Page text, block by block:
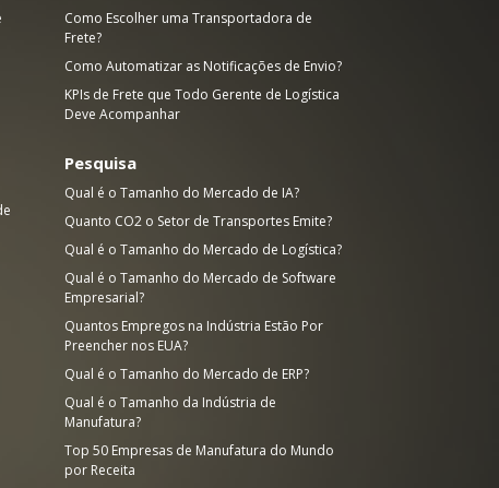
Como Escolher uma Transportadora de
Frete?
Como Automatizar as Notificações de Envio?
KPIs de Frete que Todo Gerente de Logística
Deve Acompanhar
Pesquisa
Qual é o Tamanho do Mercado de IA?
Quanto CO2 o Setor de Transportes Emite?
Qual é o Tamanho do Mercado de Logística?
Qual é o Tamanho do Mercado de Software
Empresarial?
Quantos Empregos na Indústria Estão Por
Preencher nos EUA?
Qual é o Tamanho do Mercado de ERP?
Qual é o Tamanho da Indústria de
Manufatura?
Top 50 Empresas de Manufatura do Mundo
por Receita